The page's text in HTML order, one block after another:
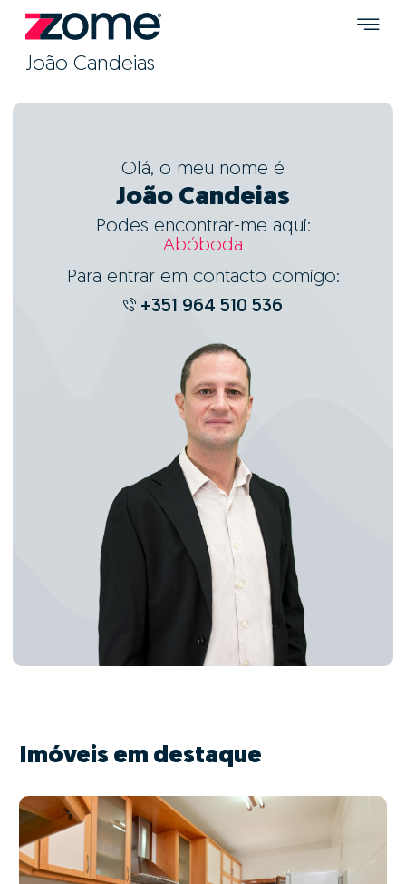
João Candeias
Olá, o meu nome é
João Candeias
Podes encontrar-me aqui:
Abóboda
Para entrar em contacto comigo:
+351 964 510 536
Imóveis em destaque